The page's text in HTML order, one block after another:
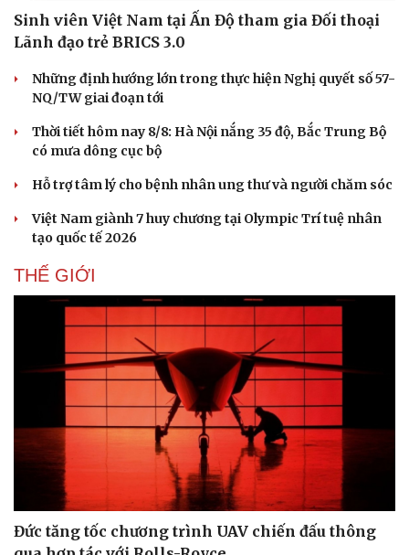
Văn hóa
Âm nhạc
Di sản
Giải trí
Thời trang
Sao Việt
Sinh viên Việt Nam tại Ấn Độ tham gia Đối thoại
Lãnh đạo trẻ BRICS 3.0
Những định hướng lớn trong thực hiện Nghị quyết số 57-
NQ/TW giai đoạn tới
Thời tiết hôm nay 8/8: Hà Nội nắng 35 độ, Bắc Trung Bộ
có mưa dông cục bộ
Hỗ trợ tâm lý cho bệnh nhân ung thư và người chăm sóc
Việt Nam giành 7 huy chương tại Olympic Trí tuệ nhân
tạo quốc tế 2026
THẾ GIỚI
Đức tăng tốc chương trình UAV chiến đấu thông